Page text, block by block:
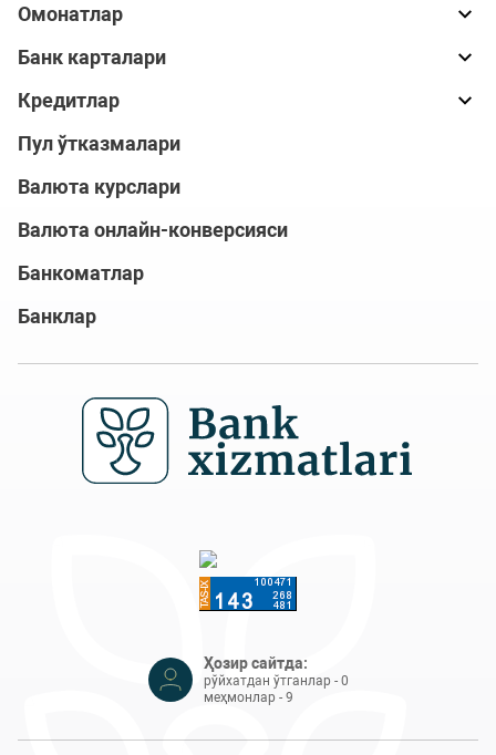
Омонатлар
Банк карталари
Кредитлар
Пул ўтказмалари
Валюта курслари
Валюта онлайн-конверсияси
Банкоматлар
Банклар
Ҳозир сайтда:
рўйхатдан ўтганлар - 0
меҳмонлар - 9